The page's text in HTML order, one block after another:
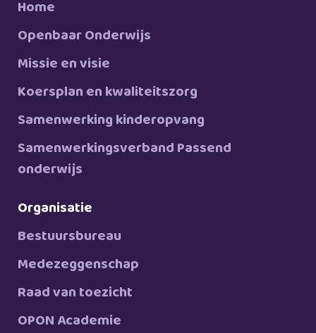
Home
Openbaar Onderwijs
Missie en visie
Koersplan en kwaliteitszorg
Samenwerking kinderopvang
Samenwerkingsverband Passend
onderwijs
Organisatie
Bestuursbureau
Medezeggenschap
Raad van toezicht
OPON Academie